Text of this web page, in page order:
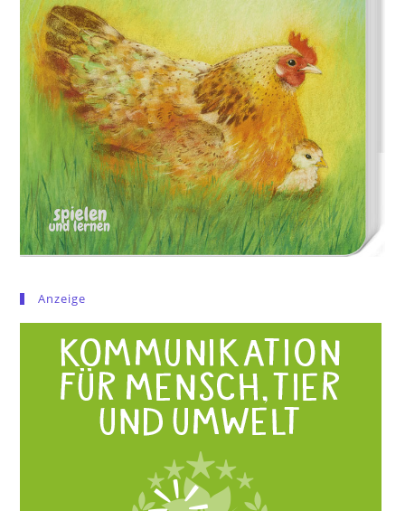
Anzeige